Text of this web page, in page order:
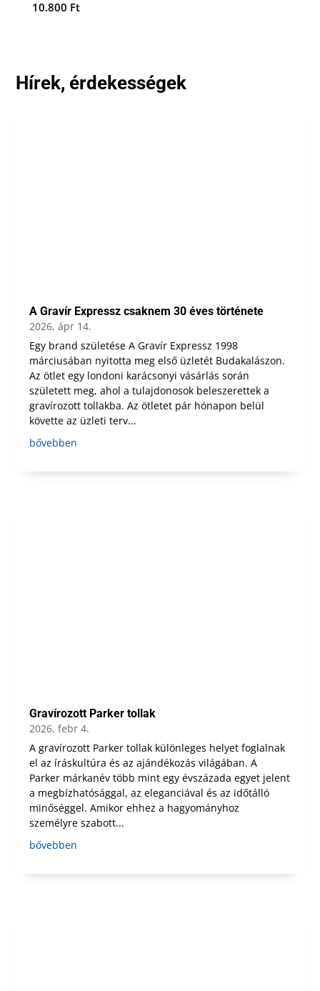
10.800 Ft
Hírek, érdekességek
A Gravír Expressz csaknem 30 éves története
2026, ápr 14.
Egy brand születése A Gravír Expressz 1998
márciusában nyitotta meg első üzletét Budakalászon.
Az ötlet egy londoni karácsonyi vásárlás során
született meg, ahol a tulajdonosok beleszerettek a
gravírozott tollakba. Az ötletet pár hónapon belül
követte az üzleti terv...
bővebben
Gravírozott Parker tollak
2026, febr 4.
A gravírozott Parker tollak különleges helyet foglalnak
el az íráskultúra és az ajándékozás világában. A
Parker márkanév több mint egy évszázada egyet jelent
a megbízhatósággal, az eleganciával és az időtálló
minőséggel. Amikor ehhez a hagyományhoz
személyre szabott...
bővebben